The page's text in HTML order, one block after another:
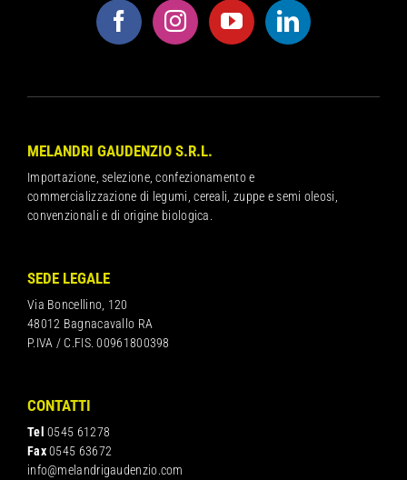
MELANDRI GAUDENZIO S.R.L.
Importazione, selezione, confezionamento e
commercializzazione di legumi, cereali, zuppe e semi oleosi,
convenzionali e di origine biologica.
SEDE LEGALE
Via Boncellino, 120
48012 Bagnacavallo RA
P.IVA / C.FIS. 00961800398
CONTATTI
Tel 0545 61278
Fax0545 63672
info@melandrigaudenzio.com